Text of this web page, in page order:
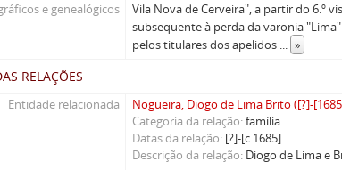
e genealógicos
Vila Nova de Cerveira", a partir do 6.º
subsequente à perda da varonia
pelos titulares dos apelidos ... »
RELAÇÕES
Entidade relacionada Nogueira, Diogo de Lima Brito ([?]-
Categoria da relação família
Datas da relação [?]-[c.1685]
Descrição da relação Diogo de Lima e